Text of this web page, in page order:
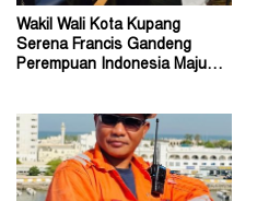
Wakil Wali Kota Kupang
Serena Francis Gandeng
Perempuan Indonesia Maju